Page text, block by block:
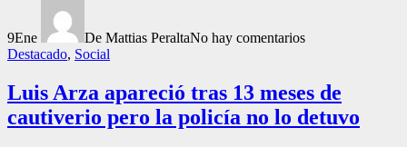
9Ene De Mattias PeraltaNo hay comentarios
Destacado, Social
Luis Arza apareció tras 13 meses de
cautiverio pero la policía no lo detuvo